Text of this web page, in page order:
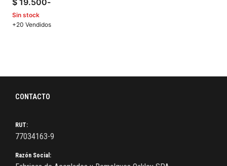
$ 19.500-
Sin stock
+20 Vendidos
CONTACTO
RUT:
77034163-9
Razón Social: